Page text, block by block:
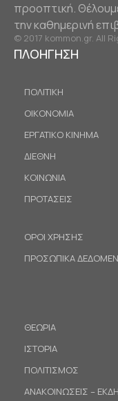
προοπτική.
την καθημερινή
© 2017 kommon.gr. All
ΠΛΟΗΓΗΣΗ
ΠΟΛΙΤΙΚΗ
ΟΙΚΟΝΟΜΙΑ
ΕΡΓΑΤΙΚΟ ΚΙΝΗΜΑ
ΔΙΕΘΝΗ
ΚΟΙΝΩΝΙΑ
ΠΡΟΤΑΣΕΙΣ
ΟΡΟΙ ΧΡΗΣΗΣ
ΠΡΟΣΩΠΙΚΑ
ΘΕΩΡΙΑ
ΙΣΤΟΡΙΑ
ΠΟΛΙΤΙΣΜΟΣ
ΑΝΑΚΟΙΝΩΣΕΙΣ –